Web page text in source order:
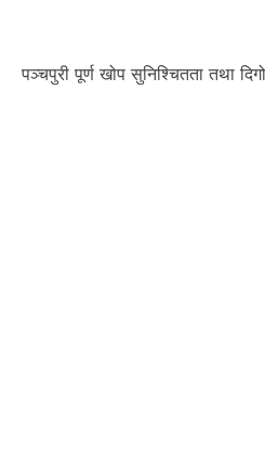
पञ्चपुरी पूर्ण खोप सुनिश्चितता तथा